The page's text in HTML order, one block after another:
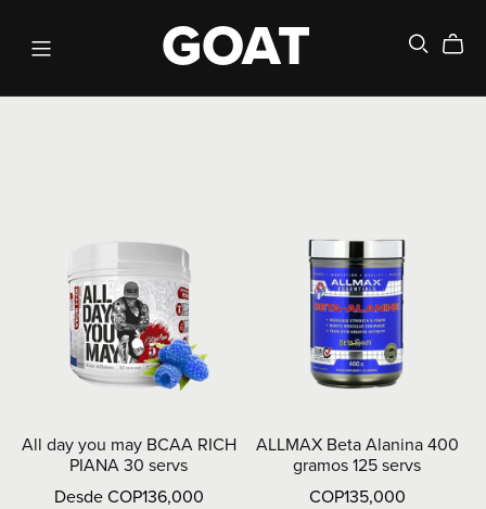
GOAT
All day you may BCAA RICH
PIANA 30 servs
Desde COP136,000
ALLMAX Beta Alanina 400
gramos 125 servs
COP135,000